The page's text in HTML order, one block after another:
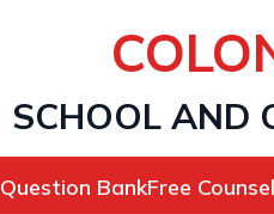
SCHOOL AND
Question BankFree